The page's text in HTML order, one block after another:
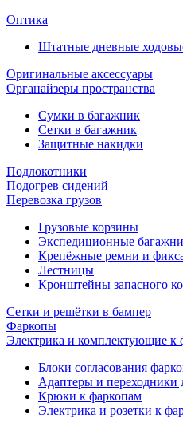
Оптика
Штатные дневные
Оригинальные аксессуары
Органайзеры пространства
Сумки в багажник
Сетки в багажник
Защитные накидки
Подлокотники
Подогрев сидений
Перевозка грузов
Грузовые корзины
Экспедиционные
Крепёжные ремни и
Лестницы
Кронштейны запасного
Сетки и решётки в бампер
Фаркопы
Электрика и комплектующие к
Блоки согласования
Адаптеры и переходники
Крюки к фаркопам
Электрика и розетки к